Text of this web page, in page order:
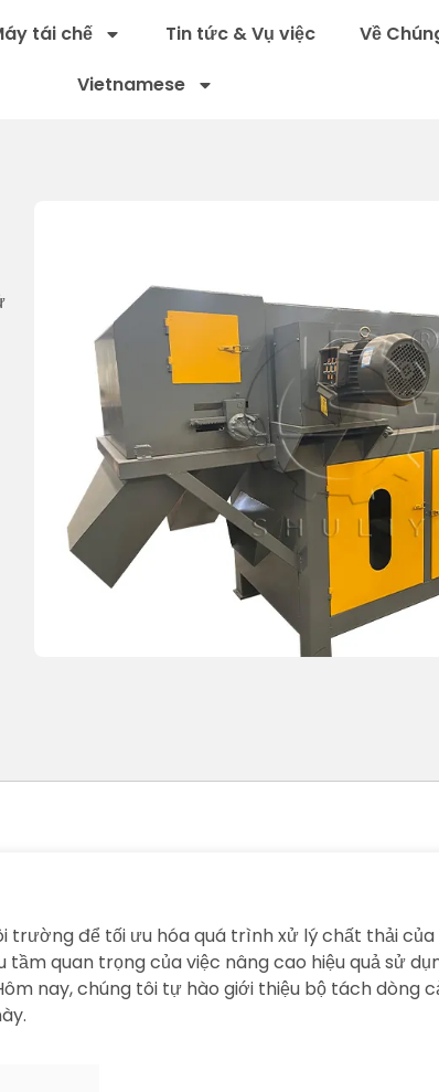
tái chế Tin tức & Vụ việc Về
Vietnamese
để tối ưu hóa quá trình xử lý chất thải
quan trọng của việc nâng cao hiệu quả sử
nay, chúng tôi tự hào giới thiệu bộ tách dòng